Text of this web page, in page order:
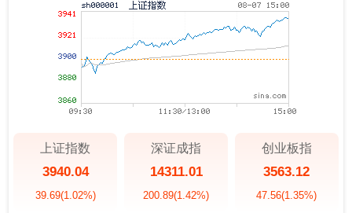
上证指数
3940.04
39.69(1.02%)
深证成指
14311.01
200.89(1.42%)
创业板指
3563.12
47.56(1.35%)